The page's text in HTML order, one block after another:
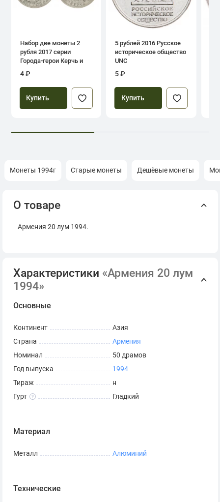
Набор две монеты 2
рубля 2017 серии
Города-герои Керчь и
Севастополь
4 ₽
Купить
5 рублей 2016 Русское
историческое общество
UNC
5 ₽
Купить
Монеты 1994г Старые монеты Дешёвые монеты
О товаре
Армения 20 лум 1994.
Характеристики «Армения 20 лум
1994»
Основные
Континент
Азия
Страна
Армения
Номинал
50 драмов
Год выпуска
1994
Тираж
н
Гурт
Гладкий
Материал
Металл Алюминий
Технические